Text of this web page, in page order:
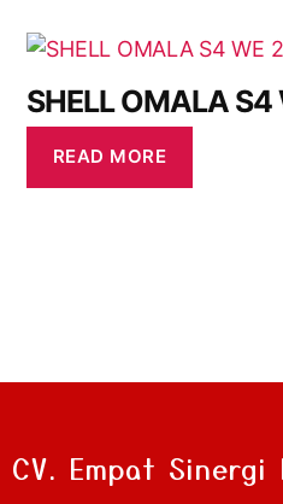
SHELL OMALA S4
READ MORE
CV. Empat Sinergi